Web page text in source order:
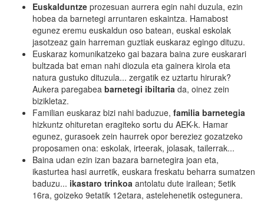
Euskalduntze prozesuan aurrera egin nahi duzula, ezin
hobea da barnetegi arruntaren eskaintza. Hamabost
egunez eremu euskaldun oso batean, euskal eskolak
jasotzeaz gain harreman guztiak euskaraz egingo dituzu.
Euskaraz komunikatzeko gai bazara baina zure euskarari
bultzada bat eman nahi diozula eta gainera kirola eta
natura gustuko dituzula... zergatik ez uztartu hirurak?
Aukera paregabea barnetegi ibiltaria da, oinez zein
bizikletaz.
Familian euskaraz bizi nahi baduzue, familia barnetegia
hizkuntz ohituretan eragiteko sortu du AEK-k. Hamar
egunez, gurasoek zein haurrek opor bereziez gozatzeko
proposamen ona: eskolak, irteerak, jolasak, tailerrak...
Baina udan ezin izan bazara barnetegira joan eta,
ikasturtea hasi aurretik, euskara freskatu beharra sumatzen
baduzu... ikastaro trinkoa antolatu dute irailean; 5etik
16ra, goizeko 9etatik 12etara, astelehenetik ostegunera.